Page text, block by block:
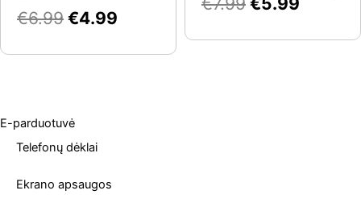
€6.99 €4.99
E-parduotuvė
Telefonų dėklai
Ekrano apsaugos